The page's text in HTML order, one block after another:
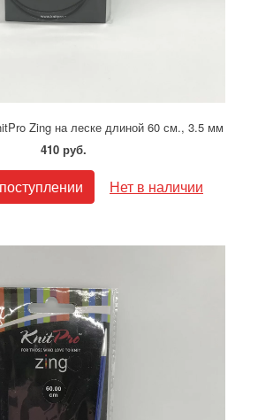
Zing на леске длиной 60 см., 3.5 мм
410 руб.
Нет в наличии